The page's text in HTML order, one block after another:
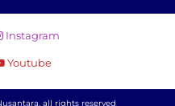
Instagram
Youtube
all rights reserved